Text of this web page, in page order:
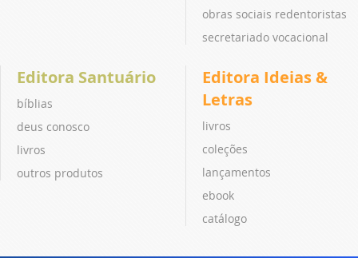
obras sociais redentoristas
secretariado vocacional
Editora Santuário
bíblias
deus conosco
livros
outros produtos
Editora Ideias &
Letras
livros
coleções
lançamentos
ebook
catálogo